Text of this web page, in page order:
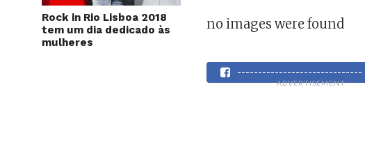
Rock in Rio Lisboa 2018
tem um dia dedicado às
mulheres
no images were found
------------------------------
ADVERTISEMENT